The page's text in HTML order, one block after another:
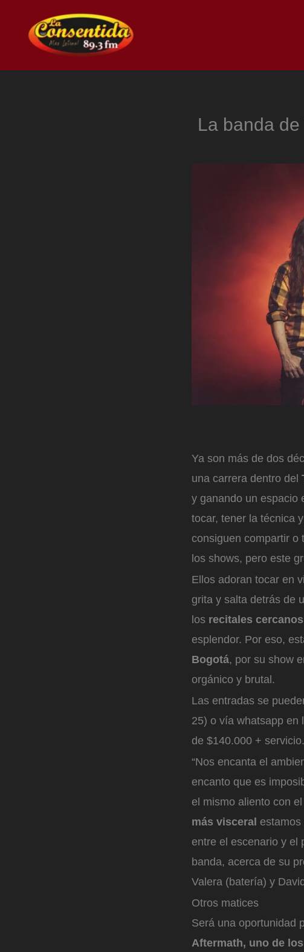
contenido
La banda
Ya son más de dos
una carrera dentro del
y ganando un espacio
tocar, tener la técnica
consiguen compartir o
los shows, pero este
Ellos adoran tocar en
grita y salta detrás de
los recitales cercanos
esplendor. Por eso,
Bogotá, por su show
orgánico y brutal.
Las entradas se
25) o vía whatsapp en
de $140.000 + servicio.
“Nos encanta el
encanto que es
el mismo aliento con
más visceral
entre el escenario y el
banda, acerca de su
Valera (batería) y
Otros matices
Será una oportunidad
Aftermath, uno de